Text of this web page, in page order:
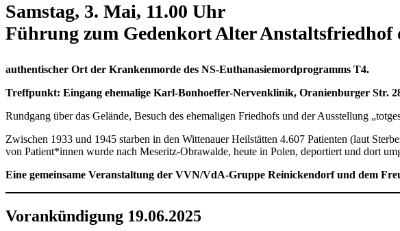
Samstag, 3. Mai, 11.00 Uhr
Führung zum Gedenkort Alter Anstaltsfriedhof
authentischer Ort der Krankenmorde des NS-Euthanasiemordprogramms T4.
Treffpunkt: Eingang ehemalige Karl-Bonhoeffer-Nervenklinik, Oranienburger Str.
Rundgang über das Gelände, Besuch des ehemaligen Friedhofs und der Ausstellung
Zwischen 1933 und 1945 starben in den Wittenauer Heilstätten 4.607 Patienten (laut
von Patient*innen wurde nach Meseritz-Obrawalde, heute in Polen, deportiert und dort
Eine gemeinsame Veranstaltung der VVN/VdA-Gruppe Reinickendorf und dem
Vorankündigung 19.06.2025